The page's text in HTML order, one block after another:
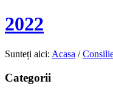
2022
Sunteți aici: Acasa /
Categorii